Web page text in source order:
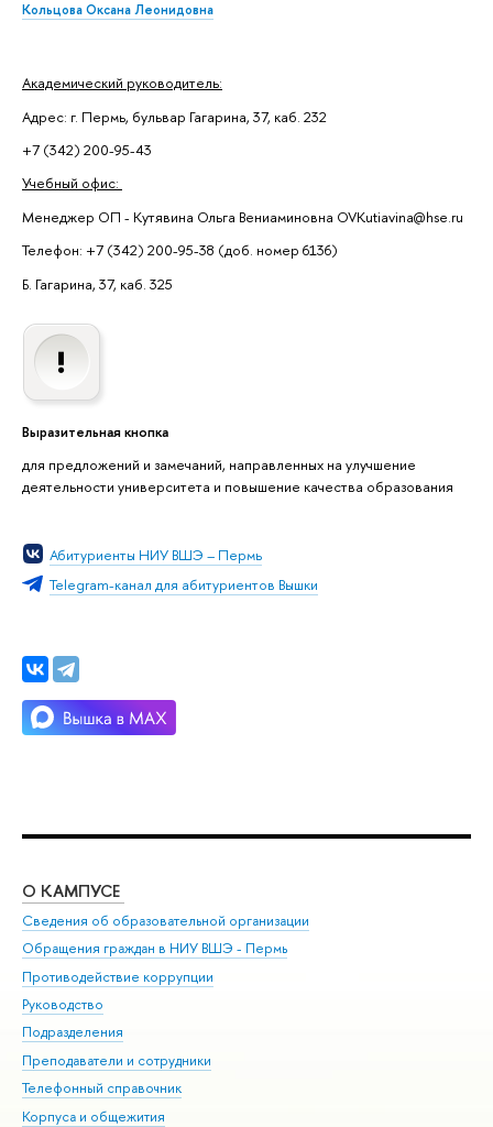
Кольцова Оксана Леонидовна
Академический руководитель:
Адрес: г. Пермь, бульвар Гагарина, 37, каб. 232
+7 (342) 200-95-43
Учебный офис:
Менеджер ОП - Кутявина Ольга Вениаминовна OVKutiavina@hse.ru
Телефон: +7 (342) 200-95-38 (доб. номер 6136)
Б. Гагарина, 37, каб. 325
Выразительная кнопка
для предложений и замечаний, направленных на улучшение
деятельности университета и повышение качества образования
Абитуриенты НИУ ВШЭ – Пермь
Telegram-канал для абитуриентов Вышки
О КАМПУСЕ
Сведения об образовательной организации
Обращения граждан в НИУ ВШЭ - Пермь
Противодействие коррупции
Руководство
Подразделения
Преподаватели и сотрудники
Телефонный справочник
Корпуса и общежития